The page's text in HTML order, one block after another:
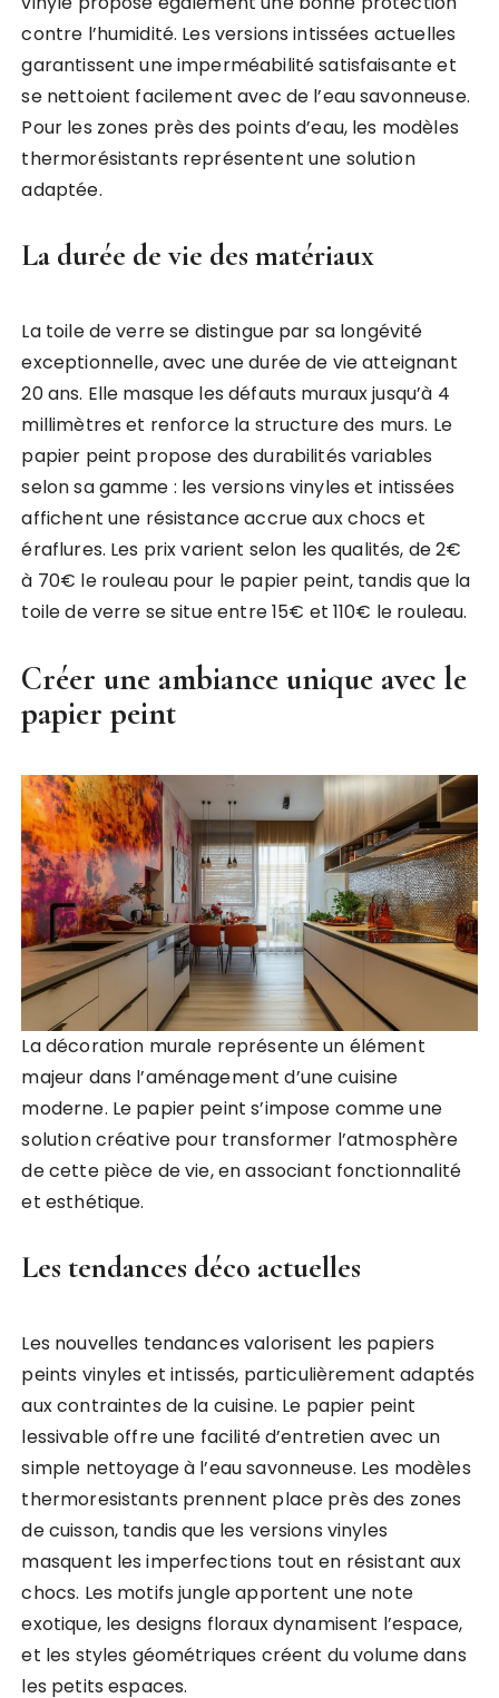
contre l’humidité. Les versions intissées actuelles
garantissent une imperméabilité satisfaisante et
se nettoient facilement avec de l’eau savonneuse.
Pour les zones près des points d’eau, les modèles
thermorésistants représentent une solution
adaptée.
La durée de vie des matériaux
La toile de verre se distingue par sa longévité
exceptionnelle, avec une durée de vie atteignant
20 ans. Elle masque les défauts muraux jusqu’à 4
millimètres et renforce la structure des murs. Le
papier peint propose des durabilités variables
selon sa gamme : les versions vinyles et intissées
affichent une résistance accrue aux chocs et
éraflures. Les prix varient selon les qualités, de 2€
à 70€ le rouleau pour le papier peint, tandis que la
toile de verre se situe entre 15€ et 110€ le rouleau.
Créer une ambiance unique avec le
papier peint
La décoration murale représente un élément
majeur dans l’aménagement d’une cuisine
moderne. Le papier peint s’impose comme une
solution créative pour transformer l’atmosphère
de cette pièce de vie, en associant fonctionnalité
et esthétique.
Les tendances déco actuelles
Les nouvelles tendances valorisent les papiers
peints vinyles et intissés, particulièrement adaptés
aux contraintes de la cuisine. Le papier peint
lessivable offre une facilité d’entretien avec un
simple nettoyage à l’eau savonneuse. Les modèles
thermoresistants prennent place près des zones
de cuisson, tandis que les versions vinyles
masquent les imperfections tout en résistant aux
chocs. Les motifs jungle apportent une note
exotique, les designs floraux dynamisent l’espace,
et les styles géométriques créent du volume dans
les petits espaces.